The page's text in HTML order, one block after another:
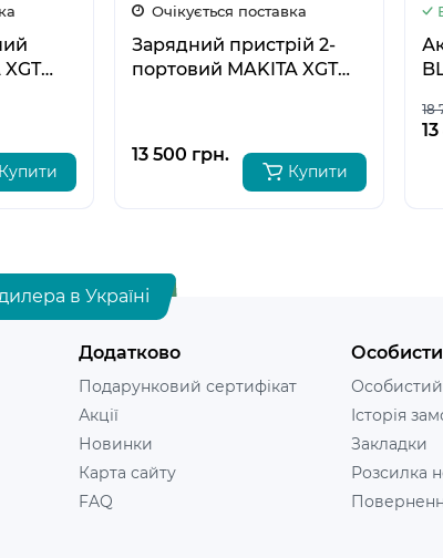
Купити
Очікується поставка
Зарядний пристрій 2-
портовий MAKITA XGT
13 500 грн.
Купити
18
в Україні
Додатково
Подарунковий сертифікат
Акції
Новинки
Карта сайту
FAQ
Особистий
Історія
Закладки
Розсилка